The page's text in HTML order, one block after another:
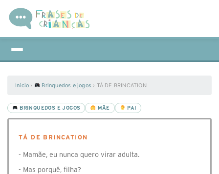
Início › Brinquedos e jogos › TÁ DE BRINCATION
BRINQUEDOS E JOGOS MÃE PAI
TÁ DE BRINCATION
- Mamãe, eu nunca quero virar adulta.
- Mas porquê, filha?